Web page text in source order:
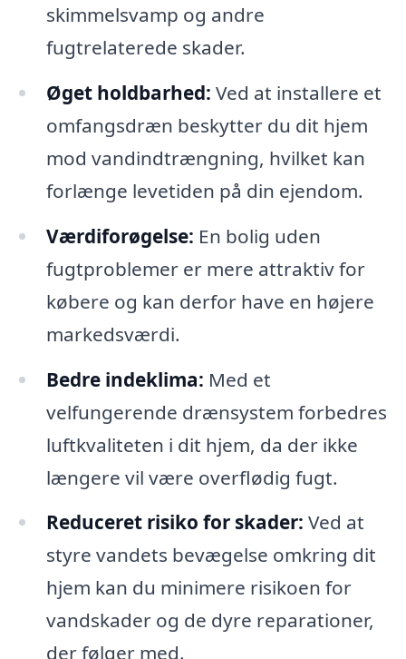
skimmelsvamp og andre
fugtrelaterede skader.
Øget holdbarhed: Ved at installere et
omfangsdræn beskytter du dit hjem
mod vandindtrængning, hvilket kan
forlænge levetiden på din ejendom.
Værdiforøgelse: En bolig uden
fugtproblemer er mere attraktiv for
købere og kan derfor have en højere
markedsværdi.
Bedre indeklima: Med et
velfungerende drænsystem forbedres
luftkvaliteten i dit hjem, da der ikke
længere vil være overflødig fugt.
Reduceret risiko for skader: Ved at
styre vandets bevægelse omkring dit
hjem kan du minimere risikoen for
vandskader og de dyre reparationer,
der følger med.